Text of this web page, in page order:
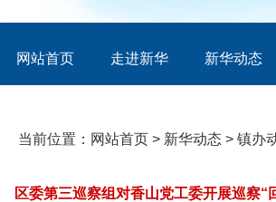
网站首页 走进新华 新华动态
当前位置： 网站首页 > 新华动态 > 镇办
区委第三巡察组对香山党工委开展巡察“